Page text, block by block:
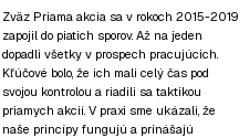
Zväz Priama akcia sa v rokoch 2015-2019
zapojil do piatich sporov. Až na jeden
dopadli všetky v prospech pracujúcich.
Kľúčové bolo, že ich mali celý čas pod
svojou kontrolou a riadili sa taktikou
priamych akcií. V praxi sme ukázali, že
naše princípy fungujú a prinášajú